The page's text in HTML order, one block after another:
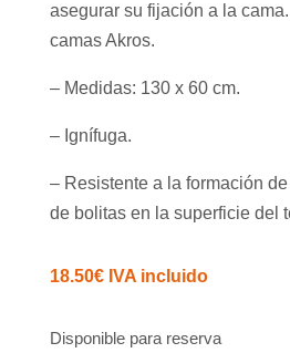
asegurar su fijación a la
camas Akros.
– Medidas: 130 x 60 cm.
– Ignífuga.
– Resistente a la formación
de bolitas en la superficie del
18.50€ IVA incluido
Disponible para reserva